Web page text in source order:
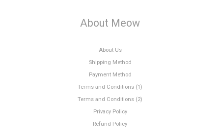
About Meow
About Us
Shipping Method
Payment Method
Terms and Conditions (1)
Terms and Conditions (2)
Privacy Policy
Refund Policy